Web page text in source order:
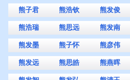
熊子君 熊浩钦 熊发俊
熊浩瑞 熊思远 熊发南
熊发墨 熊子怀 熊彦伟
熊发远 熊思皓 熊燕晖